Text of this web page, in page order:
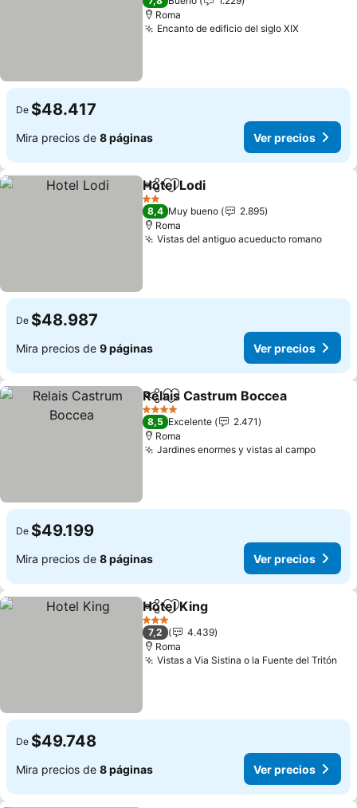
Roma
Encanto de edificio del siglo XIXVer
De $48.417
Mira precios de 8 páginas Ver precios
CompartirAgregar a favoritos
Hotel Lodi
2 Estrellas
8,4 Muy bueno
2.895
Roma
Vistas del antiguo acueducto romanoVer
De $48.987
Mira precios de 9 páginas Ver precios
CompartirAgregar a favoritos
Relais Castrum Boccea
4 Estrellas
8,5 Excelente
2.471
Roma
Jardines enormes y vistas al campoVer
De $49.199
Mira precios de 8 páginas Ver precios
CompartirAgregar a favoritos
Hotel King
3 Estrellas
7,2
4.439
Roma
Vistas a Via Sistina o la Fuente del Tritón
De $49.748
Mira precios de 8 páginas Ver precios